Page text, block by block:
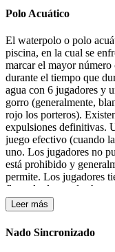
en lugar de la patada de
primeros Juegos
1908, se creo la
estilo mariposa fue
primer momento una
aceptado como un estilo
Polo Acuático
El waterpolo o polo
piscina, en la cual se
marcar el mayor
durante el tiempo que
agua con 6 jugadores y
gorro (generalmente,
rojo los porteros).
expulsiones definitivas.
juego efectivo (cuando
uno. Los jugadores no
está prohibido y
permite. Los jugadores
flotando, lo que les hace
30 segundos de
la portería contraria.
Leer más
Nado Sincronizado